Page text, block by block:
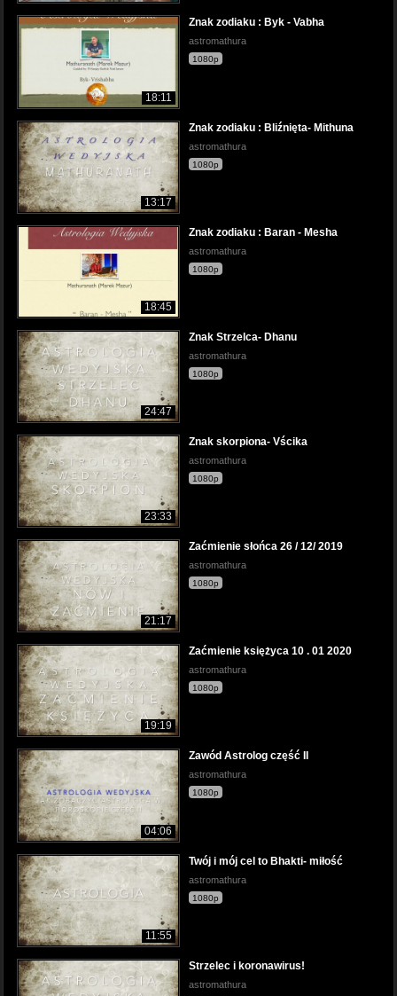
18:11
Znak zodiaku : Byk - Vabha
astromathura
1080p
13:17
Znak zodiaku : Bliźnięta- Mithuna
astromathura
1080p
18:45
Znak zodiaku : Baran - Mesha
astromathura
1080p
24:47
Znak Strzelca- Dhanu
astromathura
1080p
23:33
Znak skorpiona- Vścika
astromathura
1080p
21:17
Zaćmienie słońca 26 / 12/ 2019
astromathura
1080p
19:19
Zaćmienie księżyca 10 . 01 2020
astromathura
1080p
04:06
Zawód Astrolog część II
astromathura
1080p
11:55
Twój i mój cel to Bhakti- miłość
astromathura
1080p
Strzelec i koronawirus!
astromathura